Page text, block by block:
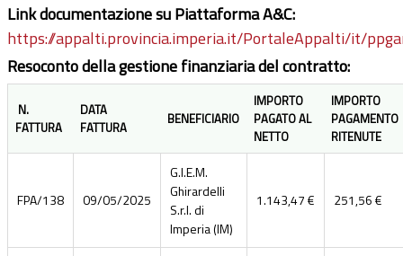
Link documentazione su Piattaforma A&C:
https://appalti.provincia.imperia.it/PortaleAppalti/it/
Resoconto della gestione finanziaria del contratto:
N.
FATTURA
DATA
FATTURA
BENEFICIARIO
IMPORTO
PAGATO AL
NETTO
IMPORTO
PAGAMENTO
RITENUTE
FPA/138 09/05/2025
G.I.E.M.
Ghirardelli
S.r.l. di
Imperia (IM)
1.143,47 € 251,56 €